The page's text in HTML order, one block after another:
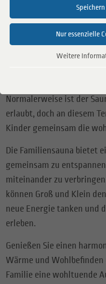
Nur essenzielle
Weitere
Aquarius Sauna Borken
Regulärer Eintrittspreis
Am 12. September öffnen
auch Kinder in der Sauna
Normalerweise ist der
erlaubt, doch an diesem
Kinder gemeinsam die
Die Familiensauna bietet
gemeinsam zu
miteinander zu
können Groß und Klein
neue Energie tanken und
erleben.
Genießen Sie einen
Wärme und Wohlbefinden
Familie eine wohltuende